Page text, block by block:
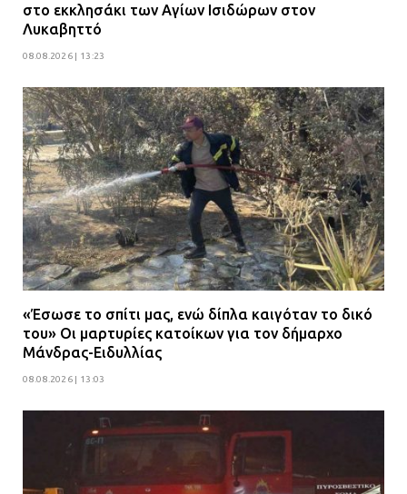
στο εκκλησάκι των Αγίων Ισιδώρων στον
Λυκαβηττό
08.08.2026 | 13:23
«Έσωσε το σπίτι μας, ενώ δίπλα καιγόταν το δικό
του» Οι μαρτυρίες κατοίκων για τον δήμαρχο
Μάνδρας-Ειδυλλίας
08.08.2026 | 13:03